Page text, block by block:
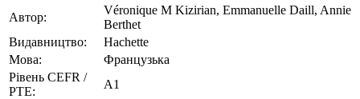
Автор:
Véronique M Kizirian, Emmanuelle Daill, Annie
Berthet
Видавництво:
Hachette
Мова:
Французька
Рівень CEFR /
PTE:
А1